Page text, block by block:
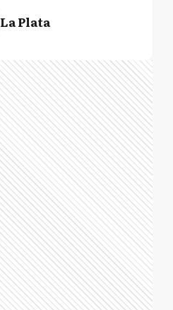
La Plata